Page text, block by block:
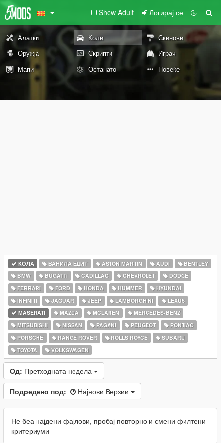
Show Adult Логирај се
Алатки Коли
Скинови
Оружја
Скрипти
Играч
Мапи
Останато Повеќе
КОЛА ВАНИЛА ЕДИТ ASTON MARTIN AUDI
BENTLEY
BMW
BUGATTI CADILLAC CHEVROLET
DODGE
FERRARI
FORD HONDA HUMMER
HYUNDAI
INFINITI
JAGUAR JEEP LAMBORGHINI
LEXUS
MASERATI
MAZDA MCLAREN
MERCEDES-BENZ
MITSUBISHI
NISSAN PAGANI PEUGEOT
PONTIAC
PORSCHE
RANGE ROVER ROLLS ROYCE
SUBARU
TOYOTA
VOLKSWAGEN
Од: Претходната недела
Подредено под: Најнови Верзии
Не беа најдени фајлови, пробај повторно и смени филтени
критериуми